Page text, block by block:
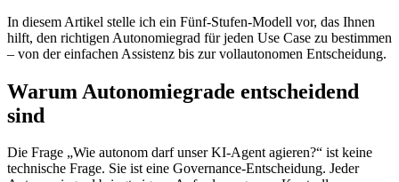
In diesem Artikel stelle ich ein Fünf-Stufen-Modell vor, das Ihnen
hilft, den richtigen Autonomiegrad für jeden Use Case zu bestimmen
– von der einfachen Assistenz bis zur vollautonomen Entscheidung.
Warum Autonomiegrade entscheidend
sind
Die Frage „Wie autonom darf unser KI-Agent agieren?“ ist keine
technische Frage. Sie ist eine Governance-Entscheidung. Jeder